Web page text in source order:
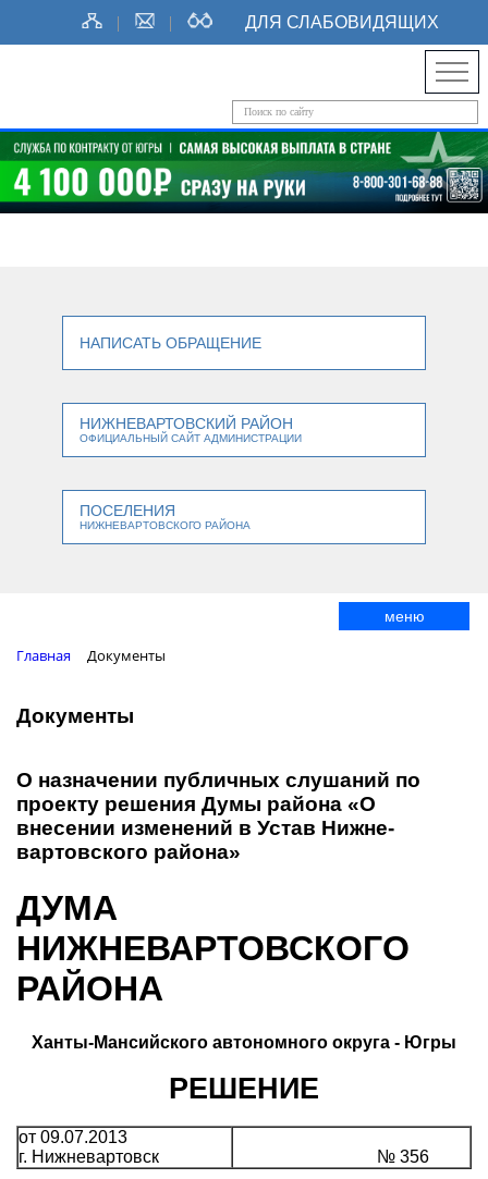
ДЛЯ СЛАБОВИДЯЩИХ
НАПИСАТЬ ОБРАЩЕНИЕ
НИЖНЕВАРТОВСКИЙ РАЙОН
ОФИЦИАЛЬНЫЙ САЙТ АДМИНИСТРАЦИИ
ПОСЕЛЕНИЯ
НИЖНЕВАРТОВСКОГО РАЙОНА
меню
Главная Документы
Документы
О назначении публичных слушаний по
проекту решения Думы района «О
внесении изменений в Устав Нижне­
вартовского района»
ДУМА
НИЖНЕВАРТОВСКОГО
РАЙОНА
Ханты-Мансийского автономного округа - Югры
РЕШЕНИЕ
от 09.07.2013
г. Нижневартовск
№ 356